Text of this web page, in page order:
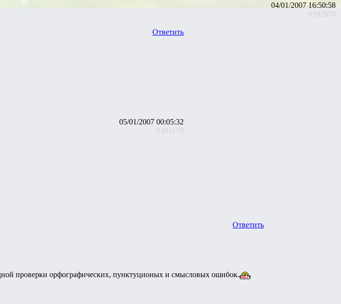
04/01/2007 16:50:58
#392970
Ответить
05/01/2007 00:05:32
#393170
Ответить
проверки орфографических, пунктуционых и смысловых ошибок.